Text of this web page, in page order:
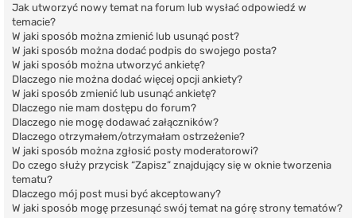
Jak utworzyć nowy temat na forum lub wysłać odpowiedź w
temacie?
W jaki sposób można zmienić lub usunąć post?
W jaki sposób można dodać podpis do swojego posta?
W jaki sposób można utworzyć ankietę?
Dlaczego nie można dodać więcej opcji ankiety?
W jaki sposób zmienić lub usunąć ankietę?
Dlaczego nie mam dostępu do forum?
Dlaczego nie mogę dodawać załączników?
Dlaczego otrzymałem/otrzymałam ostrzeżenie?
W jaki sposób można zgłosić posty moderatorowi?
Do czego służy przycisk “Zapisz” znajdujący się w oknie tworzenia
tematu?
Dlaczego mój post musi być akceptowany?
W jaki sposób mogę przesunąć swój temat na górę strony tematów?